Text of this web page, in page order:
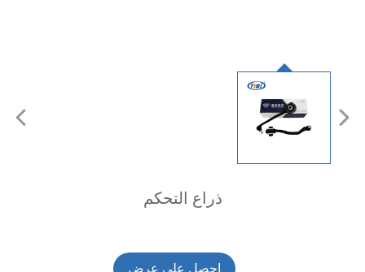
ذراع التحكم
احصل على عرض